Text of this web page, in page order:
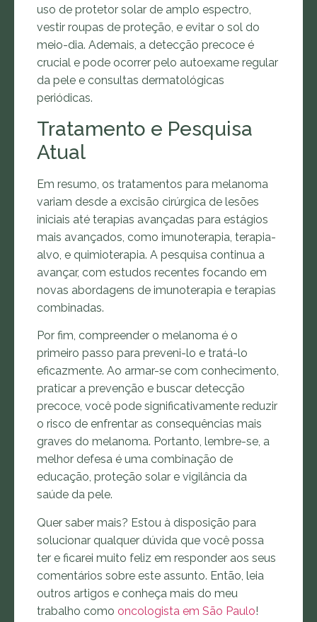
uso de protetor solar de amplo espectro,
vestir roupas de proteção, e evitar o sol do
meio-dia. Ademais, a detecção precoce é
crucial e pode ocorrer pelo autoexame regular
da pele e consultas dermatológicas
periódicas.
Tratamento e Pesquisa
Atual
Em resumo, os tratamentos para melanoma
variam desde a excisão cirúrgica de lesões
iniciais até terapias avançadas para estágios
mais avançados, como imunoterapia, terapia-
alvo, e quimioterapia. A pesquisa continua a
avançar, com estudos recentes focando em
novas abordagens de imunoterapia e terapias
combinadas.
Por fim, compreender o melanoma é o
primeiro passo para preveni-lo e tratá-lo
eficazmente. Ao armar-se com conhecimento,
praticar a prevenção e buscar detecção
precoce, você pode significativamente reduzir
o risco de enfrentar as consequências mais
graves do melanoma. Portanto, lembre-se, a
melhor defesa é uma combinação de
educação, proteção solar e vigilância da
saúde da pele.
Quer saber mais? Estou à disposição para
solucionar qualquer dúvida que você possa
ter e ficarei muito feliz em responder aos seus
comentários sobre este assunto. Então, leia
outros artigos e conheça mais do meu
trabalho como oncologista em São Paulo!